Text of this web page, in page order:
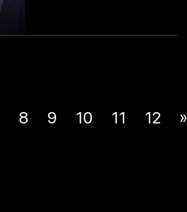
글로 쓴 명령어에
선보이는 기획‧제작
8 9 10 11 12 »